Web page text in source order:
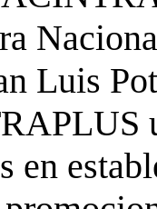
Luis
en